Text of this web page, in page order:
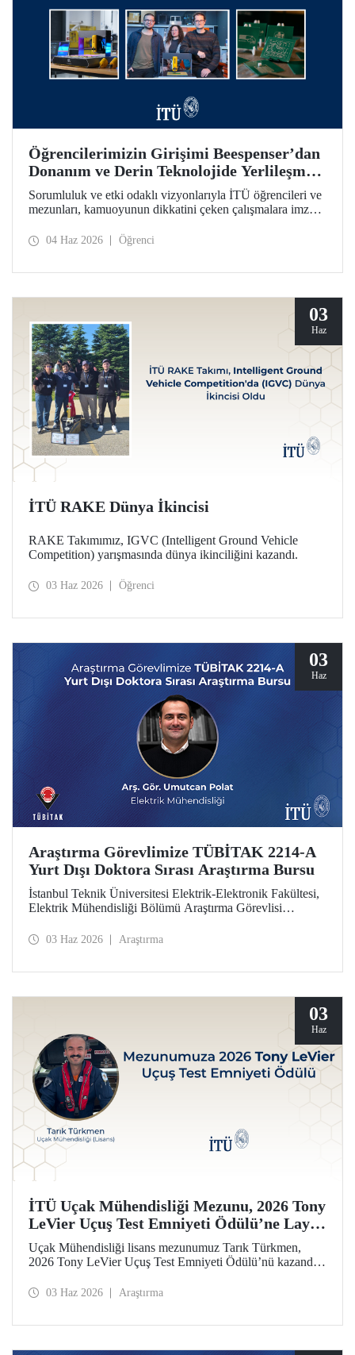
Öğrencilerimizin Girişimi Beespenser’dan
Donanım ve Derin Teknolojide Yerlileşme
İçin Dikkat Çekici Hamle
Sorumluluk ve etki odaklı vizyonlarıyla İTÜ öğrencileri ve
mezunları, kamuoyunun dikkatini çeken çalışmalara imza
yolculuğunun somutlaşan örnekleri arasında Beespenser de
04 Haz 2026 Öğrenci
03
Haz
İTÜ RAKE Dünya İkincisi
RAKE Takımımız, IGVC (Intelligent Ground Vehicle
Competition) yarışmasında dünya ikinciliğini kazandı.
03 Haz 2026 Öğrenci
03
Haz
Araştırma Görevlimize TÜBİTAK 2214-A
Yurt Dışı Doktora Sırası Araştırma Bursu
İstanbul Teknik Üniversitesi Elektrik-Elektronik Fakültesi,
Elektrik Mühendisliği Bölümü Araştırma Görevlisi
Sırası Araştırma Bursu kapsamında desteklenmeye hak
03 Haz 2026 Araştırma
03
Haz
İTÜ Uçak Mühendisliği Mezunu, 2026 Tony
LeVier Uçuş Test Emniyeti Ödülü’ne Layık
Görüldü
Uçak Mühendisliği lisans mezunumuz Tarık Türkmen,
2026 Tony LeVier Uçuş Test Emniyeti Ödülü’nü kazandı.
emniyetine ve literatürüne sağladığı katkıyla bu prestijli
03 Haz 2026 Araştırma